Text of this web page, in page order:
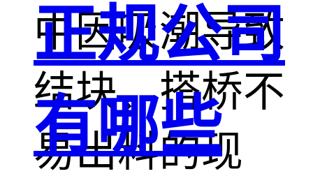
中因吸潮导致
结块、搭桥不
易出料的现
正规公司
有哪些